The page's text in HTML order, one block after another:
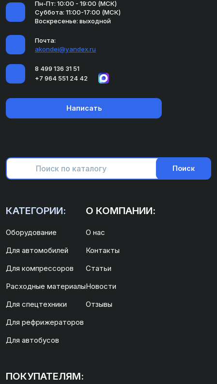
Пн-Пт: 10:00 - 19:00 (МСК)
Суббота: 11:00-17:00 (МСК)
Воскресенье: выходной
Почта:
akondei@yandex.ru
8 499 136 31 51
+7 964 551 24 42
Написать
Поиск
КАТЕГОРИИ:
Оборудование
Для автомобилей
Для компрессоров
Расходные материалы
Для спецтехники
Для рефрижераторов
Для автобусов
О КОМПАНИИ:
О нас
Контакты
Статьи
Новости
Отзывы
ПОКУПАТЕЛЯМ: